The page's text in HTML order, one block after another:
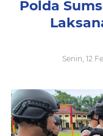
Polda
Senin, 12